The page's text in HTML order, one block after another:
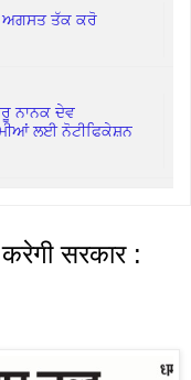
ਅਗਸਤ ਤੱਕ ਕਰੋ
ਨਾਨਕ ਦੇਵ
ਲਈ ਨੋਟੀਫਿਕੇਸ਼ਨ
करेगी सरकार :